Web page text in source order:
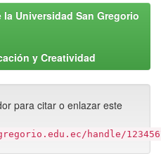
Universidad San Gregorio
y Creatividad
para citar o enlazar este
handle/